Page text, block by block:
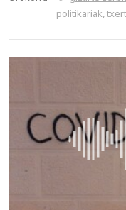
politikariak,